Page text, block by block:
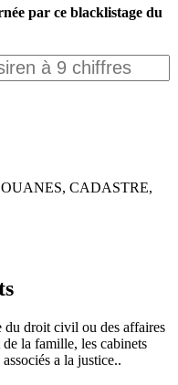
par ce blacklistage du
CADASTRE,
du droit civil ou des affaires
la famille, les cabinets
a la justice..